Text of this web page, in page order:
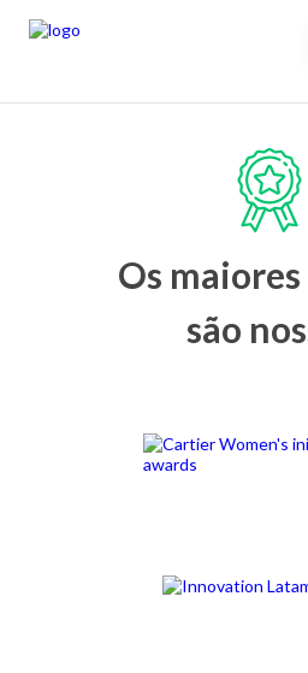
Os
são